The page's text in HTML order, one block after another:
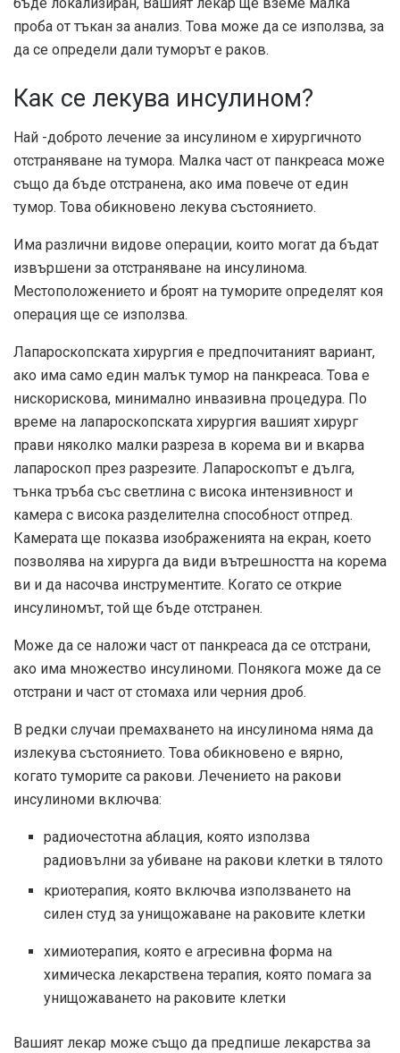
проба от тъкан за анализ. Това може да се използва, за
да се определи дали туморът е раков.
Как се лекува инсулином?
Най -доброто лечение за инсулином е хирургичното
отстраняване на тумора. Малка част от панкреаса може
също да бъде отстранена, ако има повече от един
тумор. Това обикновено лекува състоянието.
Има различни видове операции, които могат да бъдат
извършени за отстраняване на инсулинома.
Местоположението и броят на туморите определят коя
операция ще се използва.
Лапароскопската хирургия е предпочитаният вариант,
ако има само един малък тумор на панкреаса. Това е
нискорискова, минимално инвазивна процедура. По
време на лапароскопската хирургия вашият хирург
прави няколко малки разреза в корема ви и вкарва
лапароскоп през разрезите. Лапароскопът е дълга,
тънка тръба със светлина с висока интензивност и
камера с висока разделителна способност отпред.
Камерата ще показва изображенията на екран, което
позволява на хирурга да види вътрешността на корема
ви и да насочва инструментите. Когато се открие
инсулиномът, той ще бъде отстранен.
Може да се наложи част от панкреаса да се отстрани,
ако има множество инсулиноми. Понякога може да се
отстрани и част от стомаха или черния дроб.
В редки случаи премахването на инсулинома няма да
излекува състоянието. Това обикновено е вярно,
когато туморите са ракови. Лечението на ракови
инсулиноми включва:
радиочестотна аблация, която използва
радиовълни за убиване на ракови клетки в тялото
криотерапия, която включва използването на
силен студ за унищожаване на раковите клетки
химиотерапия, която е агресивна форма на
химическа лекарствена терапия, която помага за
унищожаването на раковите клетки
Вашият лекар може също да предпише лекарства за